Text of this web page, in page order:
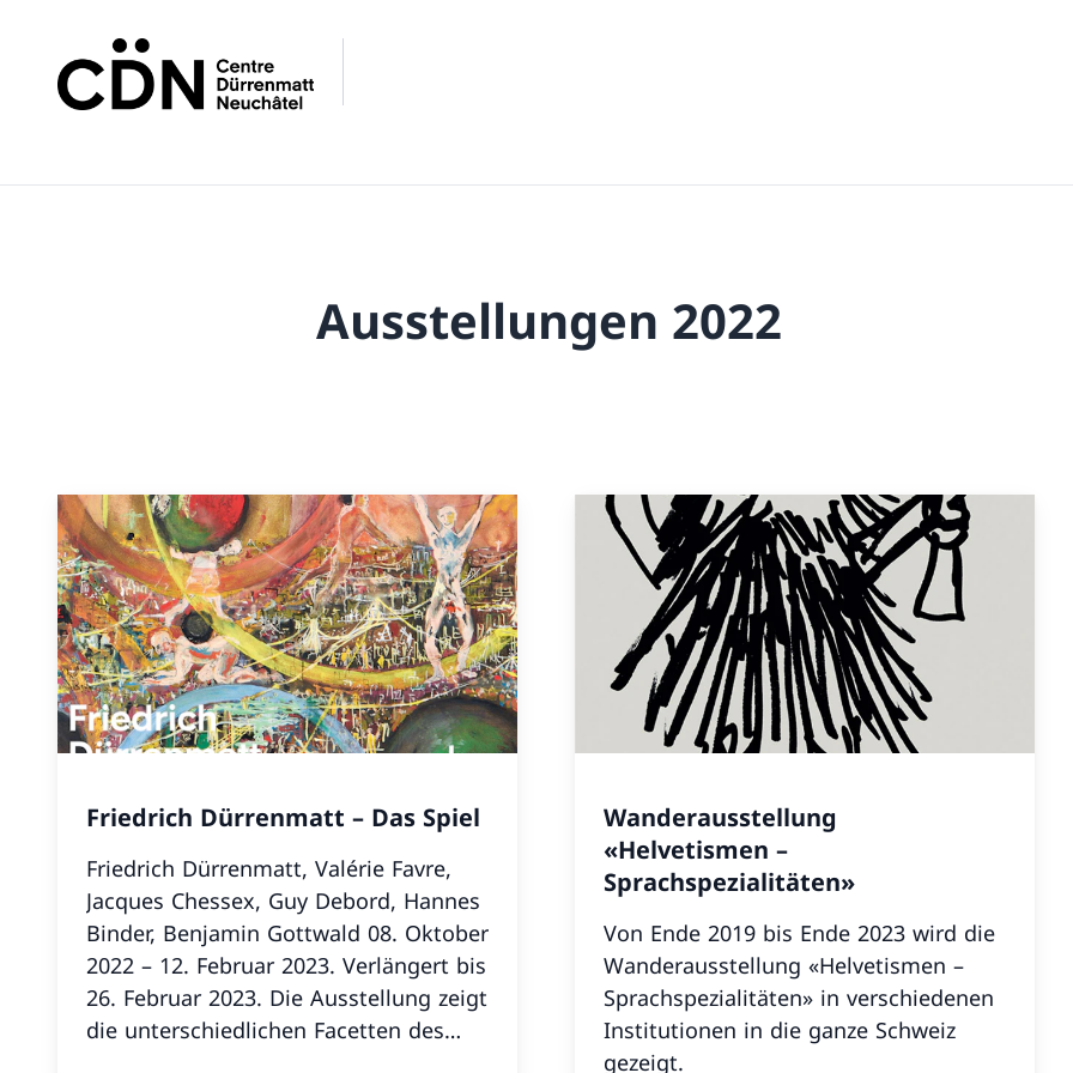
Ausstellungen 2022
Friedrich Dürrenmatt – Das Spiel
Friedrich Dürrenmatt, Valérie Favre,
Jacques Chessex, Guy Debord, Hannes
Binder, Benjamin Gottwald 08. Oktober
2022 – 12. Februar 2023. Verlängert bis
26. Februar 2023. Die Ausstellung zeigt
die unterschiedlichen Facetten des
Wanderausstellung
«Helvetismen –
Sprachspezialitäten»
Von Ende 2019 bis Ende 2023 wird die
Wanderausstellung «Helvetismen –
Sprachspezialitäten» in verschiedenen
Institutionen in die ganze Schweiz
gezeigt.